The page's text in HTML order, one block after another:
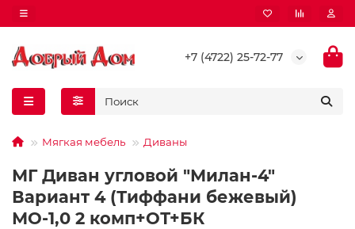
+7 (4722) 25-72-77
Мягкая мебель Диваны
МГ Диван угловой "Милан-4"
Вариант 4 (Тиффани бежевый)
МО-1,0 2 комп+ОТ+БК